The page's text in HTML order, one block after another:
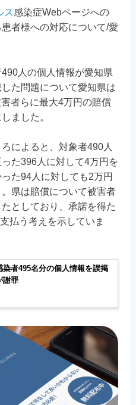
ス感染症Webページへの
者様への対応について/愛
人の個人情報が愛知県
た問題について愛知県は
者らに最大4万円の賠償
ました。
によると、対象者490人
た396人に対して4万円を
た94人に対しても2万円
県は賠償について被害者
としており、承諾を得た
払う考えを示していま
染者495名分の個人情報を誤掲
謝罪